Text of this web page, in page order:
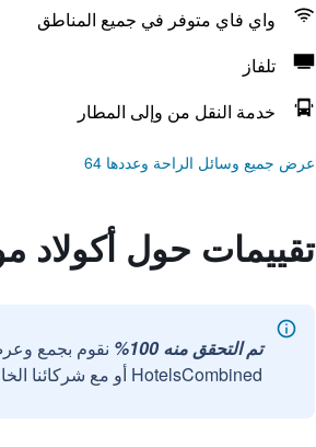
واي فاي متوفر في جميع المناطق
تلفاز
خدمة النقل من وإلى المطار
عرض جميع وسائل الراحة وعددها 64
تقييمات حول أكولاد
تم التحقق منه 100%
نقوم بجمع
HotelsCombined أو مع شركائنا الخارجيين الموثوقين.